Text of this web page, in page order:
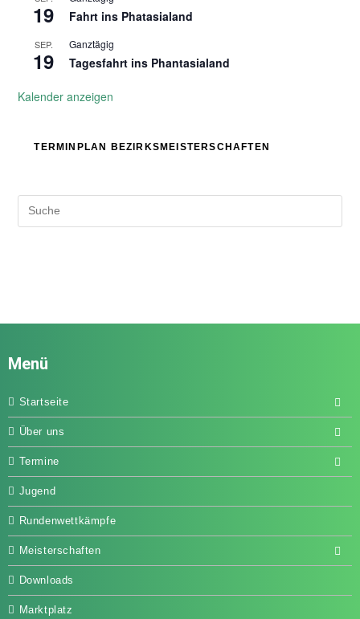
19 Fahrt ins Phatasialand
SEP.
19
Ganztägig
Tagesfahrt ins Phantasialand
Kalender anzeigen
TERMINPLAN BEZIRKSMEISTERSCHAFTEN
Menü
Startseite
Über uns
Termine
Jugend
Rundenwettkämpfe
Meisterschaften
Downloads
Marktplatz